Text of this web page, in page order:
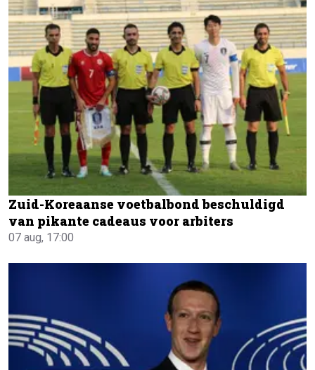
Zuid-Koreaanse voetbalbond beschuldigd
van pikante cadeaus voor arbiters
07 aug, 17:00